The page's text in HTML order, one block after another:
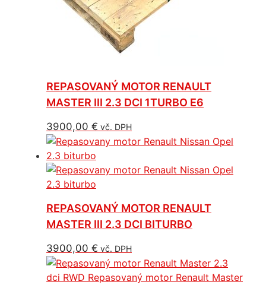
REPASOVANÝ MOTOR RENAULT
MASTER III 2.3 DCI 1TURBO E6
3900,00 € vč. DPH
REPASOVANÝ MOTOR RENAULT
MASTER III 2.3 DCI BITURBO
3900,00 € vč. DPH